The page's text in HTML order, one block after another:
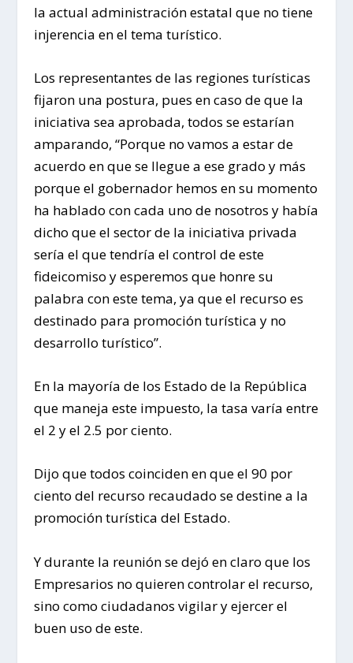
la actual administración estatal que no tiene
injerencia en el tema turístico.
Los representantes de las regiones turísticas
fijaron una postura, pues en caso de que la
iniciativa sea aprobada, todos se estarían
amparando, “Porque no vamos a estar de
acuerdo en que se llegue a ese grado y más
porque el gobernador hemos en su momento
ha hablado con cada uno de nosotros y había
dicho que el sector de la iniciativa privada
sería el que tendría el control de este
fideicomiso y esperemos que honre su
palabra con este tema, ya que el recurso es
destinado para promoción turística y no
desarrollo turístico”.
En la mayoría de los Estado de la República
que maneja este impuesto, la tasa varía entre
el 2 y el 2.5 por ciento.
Dijo que todos coinciden en que el 90 por
ciento del recurso recaudado se destine a la
promoción turística del Estado.
Y durante la reunión se dejó en claro que los
Empresarios no quieren controlar el recurso,
sino como ciudadanos vigilar y ejercer el
buen uso de este.